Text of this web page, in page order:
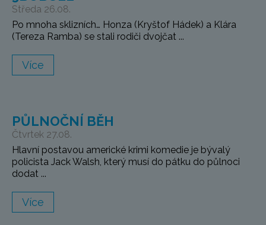
Středa 26.08.
Po mnoha sklizních… Honza (Kryštof Hádek) a Klára
(Tereza Ramba) se stali rodiči dvojčat ...
Více
PŮLNOČNÍ BĚH
Čtvrtek 27.08.
Hlavní postavou americké krimi komedie je bývalý
policista Jack Walsh, který musí do pátku do půlnoci
dodat ...
Více